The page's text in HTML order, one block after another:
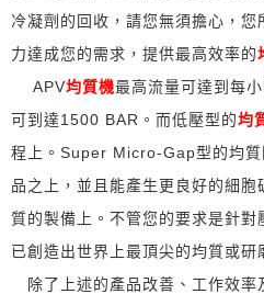
冷凝劑的回收，請您無須擔心，
力達成您的需求，提供最高效率的
APV均質機最高流量可達到每
可到達1500 BAR。而低壓型的均
程上。Super Micro-Gap型的均
品之上，並且能產生更良好的細
質的製備上。不管您的要求是針
已創造出世界上最頂尖的均質或研
除了上述的產品改善、工作效率